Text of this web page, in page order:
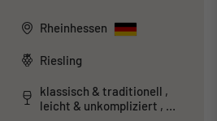
Rheinhessen
Riesling
klassisch & traditionell ,
leicht & unkompliziert ,